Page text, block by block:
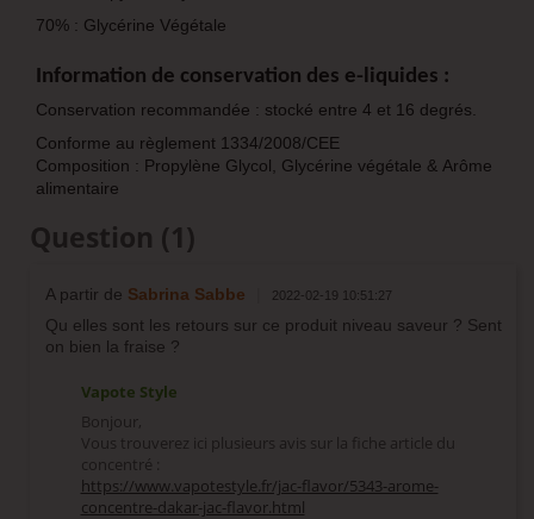
70% : Glycérine Végétale
Information de conservation des e-liquides :
Conservation recommandée : stocké entre 4 et 16 degrés.
Conforme au règlement 1334/2008/CEE
Composition : Propylène Glycol, Glycérine végétale & Arôme
alimentaire
Question (1)
A partir de Sabrina Sabbe 2022-02-19 10:51:27
Qu elles sont les retours sur ce produit niveau saveur ? Sent
on bien la fraise ?
Vapote Style
Bonjour,
Vous trouverez ici plusieurs avis sur la fiche article du
concentré :
https://www.vapotestyle.fr/jac-flavor/5343-arome-
concentre-dakar-jac-flavor.html